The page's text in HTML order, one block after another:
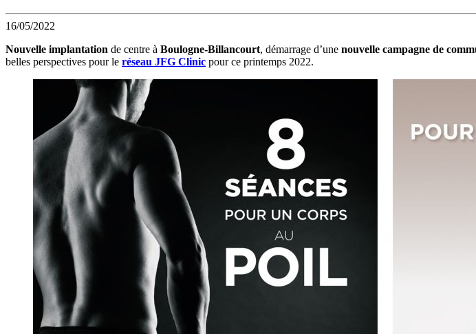
16/05/2022
Nouvelle implantation de centre à Boulogne-Billancourt, démarrage d’une nouvelle campagne de
belles perspectives pour le réseau JFG Clinic pour ce printemps 2022.